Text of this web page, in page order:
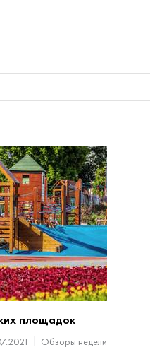
площадок
Обзоры недели